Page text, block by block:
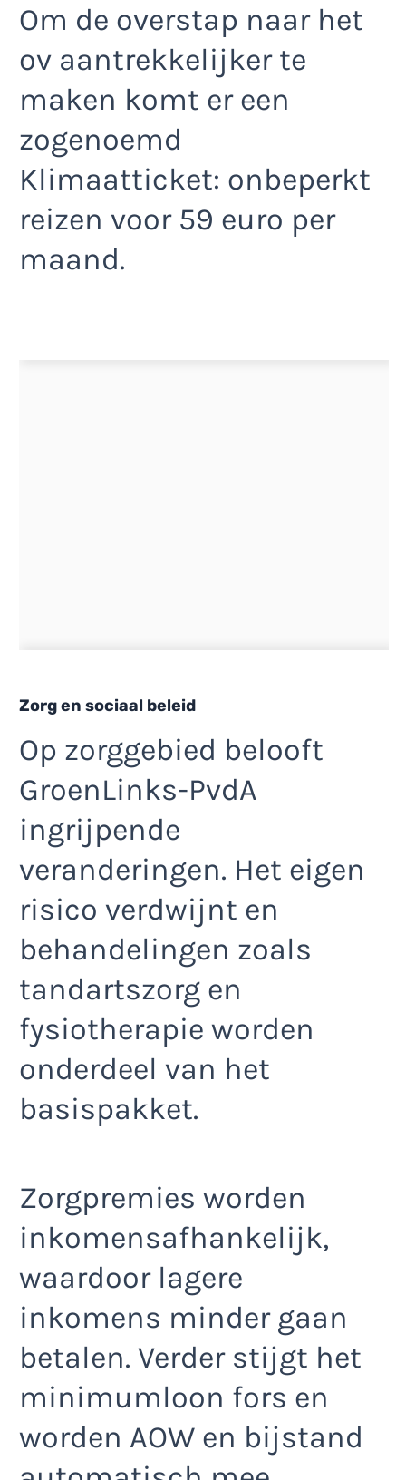
Om de overstap naar het
ov aantrekkelijker te
maken komt er een
zogenoemd
Klimaatticket: onbeperkt
reizen voor 59 euro per
maand.
Zorg en sociaal beleid
Op zorggebied belooft
GroenLinks-PvdA
ingrijpende
veranderingen. Het eigen
risico verdwijnt en
behandelingen zoals
tandartszorg en
fysiotherapie worden
onderdeel van het
basispakket.
Zorgpremies worden
inkomensafhankelijk,
waardoor lagere
inkomens minder gaan
betalen. Verder stijgt het
minimumloon fors en
worden AOW en bijstand